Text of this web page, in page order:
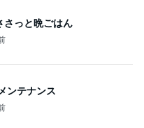
さっと晩ごはん
ンテナンス